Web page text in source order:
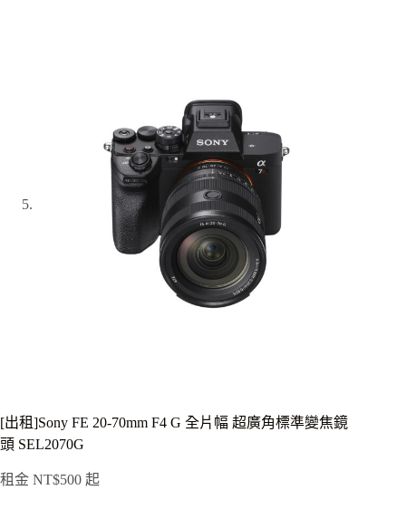
[出租]Sony FE 20-70mm F4 G 全片幅 超廣角標準變焦鏡
頭 SEL2070G
租金 NT$500 起